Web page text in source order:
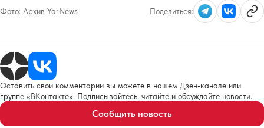
Фото: Архив YarNews Поделиться:
Оставить свои комментарии вы можете в нашем Дзен-канале или
группе «ВКонтакте». Подписывайтесь, читайте и обсуждайте новости.
Сообщить новость